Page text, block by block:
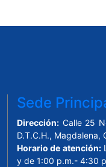
Sede
Dirección: Calle 25
D.T.C.H., Magdalena,
Horario de atención:
y de 1:00 p.m.- 4:30